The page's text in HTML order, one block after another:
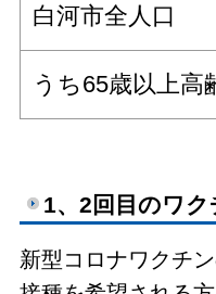
白河市全人口
うち65歳以上高
1、2回目のワ
新型コロナワクチ